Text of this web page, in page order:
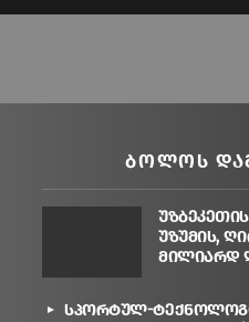
ᲑᲝᲚᲝᲡ
უზუმის,
მილიარდ
სპორტულ-